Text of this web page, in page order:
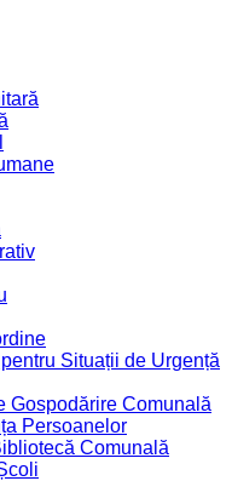
Situații de Urgență
Gospodărire Comunală
Persoanelor
Comunală